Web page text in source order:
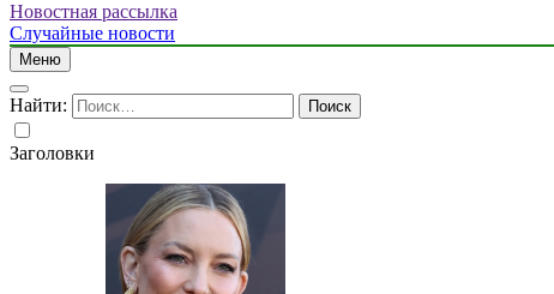
Новостная рассылка
Случайные новости
Меню
Найти:
Заголовки